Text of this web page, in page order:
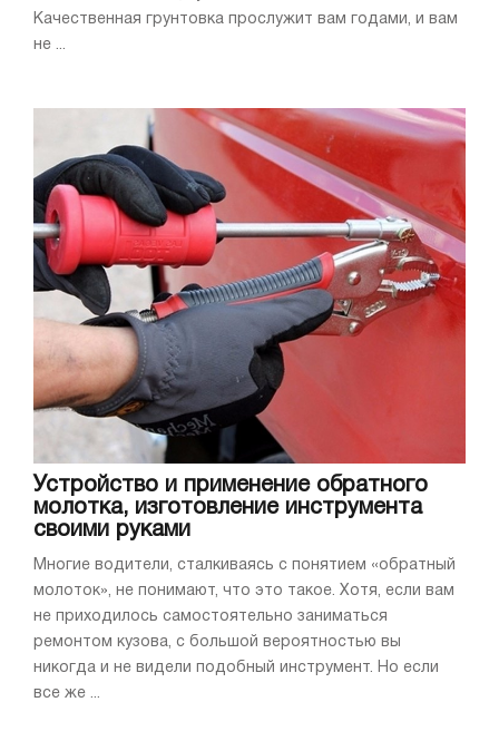
Качественная грунтовка прослужит вам годами, и вам
не ...
Устройство и применение обратного
молотка, изготовление инструмента
своими руками
Многие водители, сталкиваясь с понятием «обратный
молоток», не понимают, что это такое. Хотя, если вам
не приходилось самостоятельно заниматься
ремонтом кузова, с большой вероятностью вы
никогда и не видели подобный инструмент. Но если
все же ...